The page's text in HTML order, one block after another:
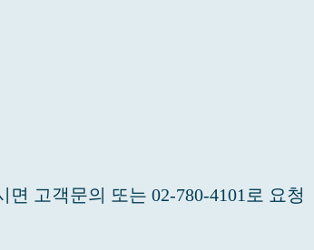
고객문의 또는 02-780-4101로 요청